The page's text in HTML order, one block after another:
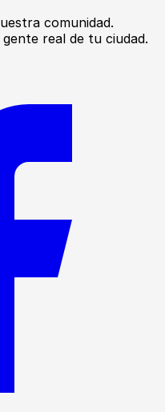
comunidad.
real de tu ciudad.